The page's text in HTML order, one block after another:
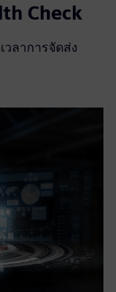
Check
ลาการจัดส่ง